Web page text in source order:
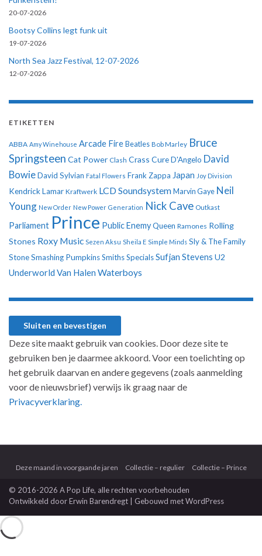
20-07-2026
Bootsy Collins legt funk uit
19-07-2026
North Sea Jazz Festival, 12-07-2026
12-07-2026
ETIKETTEN
ABBA Amy Winehouse Arcade Fire Beatles Bob Marley Bruce
Springsteen Cat Power Clash Crass CureD'Angelo David
BowieDavid Sylvian Fatal Flowers Frank Zappa Japan Joy Division
Kendrick Lamar Kraftwerk LCD Soundsystem Marvin Gaye Neil
Young New Order New Power Generation Nick Cave Outkast
Parliament Prince Public EnemyQueen Ramones Rolling
Stones Roxy Music Sezen Aksu Sheila E Simple Minds Sly & The Family
StoneSmashing PumpkinsSmithsSpecialsSufjan Stevens U2
Underworld Van Halen Waterboys
Deze site maakt gebruik van cookies. Door deze site te
gebruiken ben je daarmee akkoord. Voor een toelichting op
het gebruik daarvan en andere gegevens (zoals aanmelding
voor de nieuwsbrief) verwijs ik graag naar de
Privacyverklaring.
Deze maand in voorgaande jaren Collectie – regulier Collectie – Prince
© 2016-2026 A Pop Life, alle rechten voorbehouden
Ontwikkeld doorErwin Barendregt | Gebouwd metWordPress